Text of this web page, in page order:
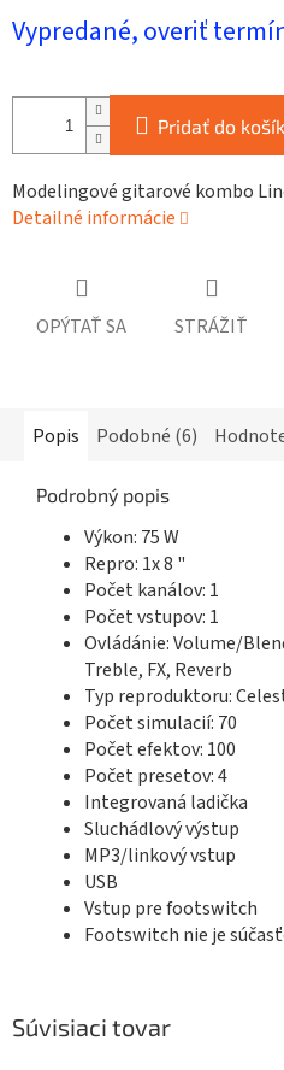
cena:
Vypredané, overiť
Pridať do
Modelingové gitarové kombo
Detailné informácie
OPÝTAŤ SA STRÁŽIŤ
Popis Podobné (6)
Podrobný popis
Výkon: 75 W
Repro: 1x 8 "
Počet kanálov: 1
Počet vstupov: 1
Ovládánie: Volume/
Treble, FX, Reverb
Typ reproduktoru:
Počet simulacií: 70
Počet efektov: 100
Počet presetov: 4
Integrovaná ladička
Sluchádlový výstup
MP3/linkový vstup
USB
Vstup pre footswitch
Footswitch nie je
Súvisiaci tovar